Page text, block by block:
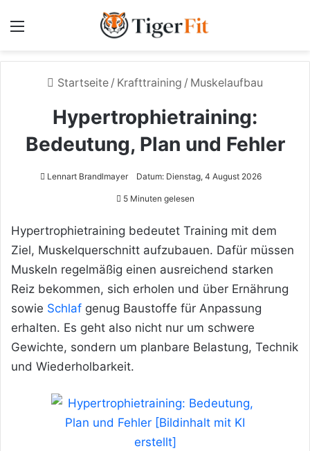
Startseite / Krafttraining / Muskelaufbau
Hypertrophietraining:
Bedeutung, Plan und Fehler
Lennart Brandlmayer Datum: Dienstag, 4 August 2026
5 Minuten gelesen
Hypertrophietraining bedeutet Training mit dem
Ziel, Muskelquerschnitt aufzubauen. Dafür müssen
Muskeln regelmäßig einen ausreichend starken
Reiz bekommen, sich erholen und über Ernährung
sowie Schlaf genug Baustoffe für Anpassung
erhalten. Es geht also nicht nur um schwere
Gewichte, sondern um planbare Belastung, Technik
und Wiederholbarkeit.